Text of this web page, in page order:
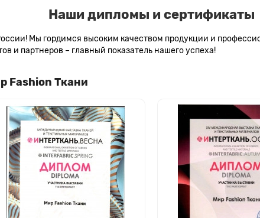
Наши дипломы и сертификаты
Мы гордимся высоким качеством продукции и
и партнеров – главный показатель нашего успеха!
Fashion Ткани